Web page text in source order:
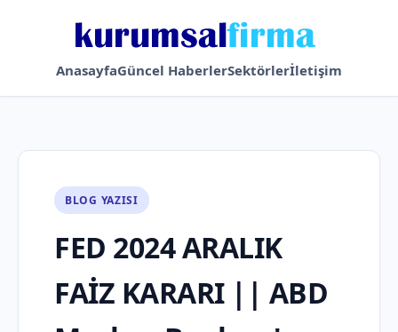
AnasayfaGüncel HaberlerSektörlerİletişim
BLOG YAZISI
FED 2024 ARALIK
FAİZ KARARI || ABD